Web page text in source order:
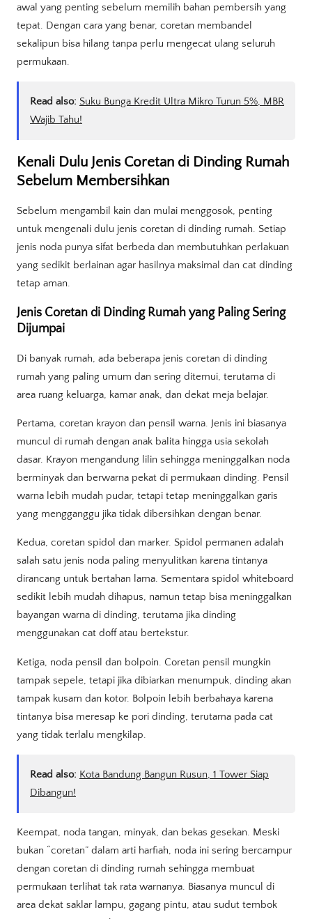
awal yang penting sebelum memilih bahan pembersih yang
tepat. Dengan cara yang benar, coretan membandel
sekalipun bisa hilang tanpa perlu mengecat ulang seluruh
permukaan.
Read also: Suku Bunga Kredit Ultra Mikro Turun 5%, MBR
Wajib Tahu!
Kenali Dulu Jenis Coretan di Dinding Rumah
Sebelum Membersihkan
Sebelum mengambil kain dan mulai menggosok, penting
untuk mengenali dulu jenis coretan di dinding rumah. Setiap
jenis noda punya sifat berbeda dan membutuhkan perlakuan
yang sedikit berlainan agar hasilnya maksimal dan cat dinding
tetap aman.
Jenis Coretan di Dinding Rumah yang Paling Sering
Dijumpai
Di banyak rumah, ada beberapa jenis coretan di dinding
rumah yang paling umum dan sering ditemui, terutama di
area ruang keluarga, kamar anak, dan dekat meja belajar.
Pertama, coretan krayon dan pensil warna. Jenis ini biasanya
muncul di rumah dengan anak balita hingga usia sekolah
dasar. Krayon mengandung lilin sehingga meninggalkan noda
berminyak dan berwarna pekat di permukaan dinding. Pensil
warna lebih mudah pudar, tetapi tetap meninggalkan garis
yang mengganggu jika tidak dibersihkan dengan benar.
Kedua, coretan spidol dan marker. Spidol permanen adalah
salah satu jenis noda paling menyulitkan karena tintanya
dirancang untuk bertahan lama. Sementara spidol whiteboard
sedikit lebih mudah dihapus, namun tetap bisa meninggalkan
bayangan warna di dinding, terutama jika dinding
menggunakan cat doff atau bertekstur.
Ketiga, noda pensil dan bolpoin. Coretan pensil mungkin
tampak sepele, tetapi jika dibiarkan menumpuk, dinding akan
tampak kusam dan kotor. Bolpoin lebih berbahaya karena
tintanya bisa meresap ke pori dinding, terutama pada cat
yang tidak terlalu mengkilap.
Read also: Kota Bandung Bangun Rusun, 1 Tower Siap
Dibangun!
Keempat, noda tangan, minyak, dan bekas gesekan. Meski
bukan “coretan” dalam arti harfiah, noda ini sering bercampur
dengan coretan di dinding rumah sehingga membuat
permukaan terlihat tak rata warnanya. Biasanya muncul di
area dekat saklar lampu, gagang pintu, atau sudut tembok